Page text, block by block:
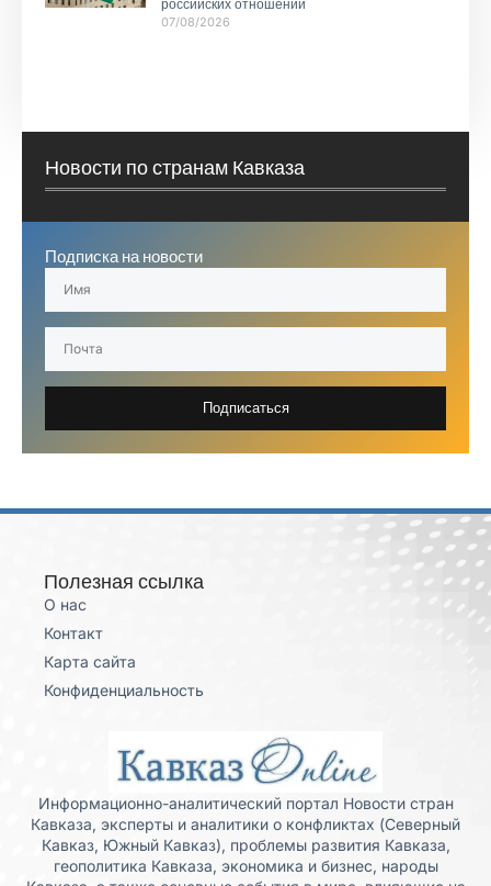
российских отношений
07/08/2026
Новости по странам Кавказа
Подписка на новости
Подписаться
Полезная ссылка
О нас
Контакт
Карта сайта
Конфиденциальность
Информационно-аналитический портал Новости стран
Кавказа, эксперты и аналитики о конфликтах (Северный
Кавказ, Южный Кавказ), проблемы развития Кавказа,
геополитика Кавказа, экономика и бизнес, народы